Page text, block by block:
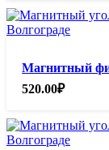
Магнитный
520.00₽